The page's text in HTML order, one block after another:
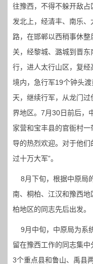
往豫西，不得不躲开敌
发北上，经清丰、南乐
路，在邯郸以西稍事休
关，经黎城、潞城到晋
行，进人太行山区，复
境内，急行军19个钟头
天，继续行军，从龙门
界地区。7月30日前后，
家营和宝丰县的官衙村
导的热烈欢迎。对于他
过十万大军”。
8月下旬，根据中原局
南、桐柏、江汉和豫西
柏地区的同志先后出发。
9月中旬，中原局为系
留在豫西工作的同志集
3个重点县和鲁山、禹县